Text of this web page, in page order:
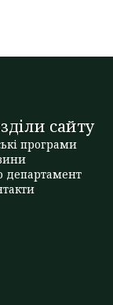
сайту
програми
департамент